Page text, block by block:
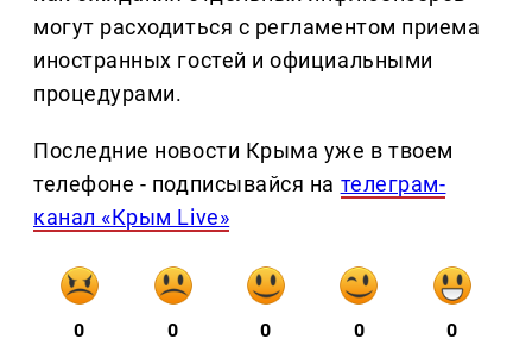
могут расходиться с регламентом приема
иностранных гостей и официальными
процедурами.
Последние новости Крыма уже в твоем
телефоне - подписывайся на телеграм-
канал «Крым Live»
0 0 0 0 0